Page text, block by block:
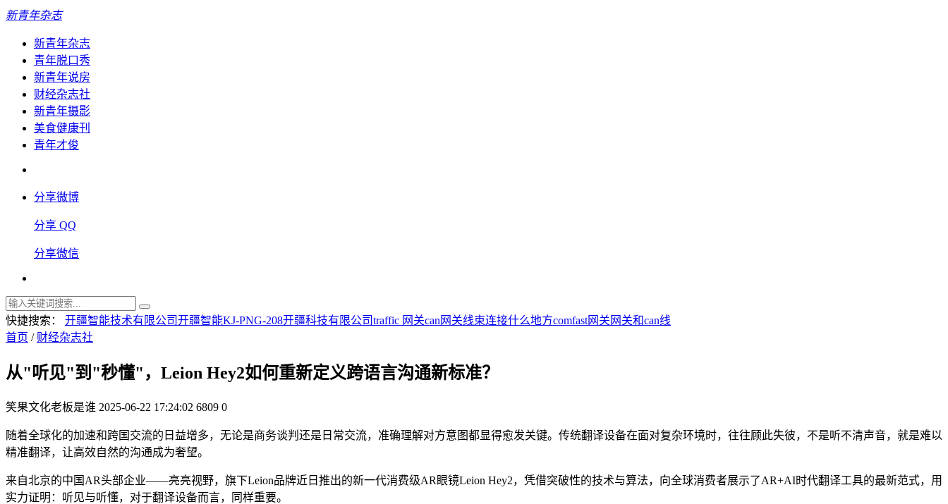
新青年杂志
新青年杂志
青年脱口秀
新青年说房
财经杂志社
新青年摄影
美食健康刊
青年才俊
分享微博
分享 QQ
分享微信
快捷搜索： 开疆智能技术有限公司开疆智能KJ-PNG-208开疆科技有限公司traffic 网关can网关线束连接什么地方comfast网关 网关和can线
首页 / 财经杂志社
从"听见"到"秒懂"，Leion Hey2如何重新定义跨语言沟通新标准？
笑果文化老板是谁 2025-06-22 17:24:02 6809 0
随着全球化的加速和跨国交流的日益增多，无论是商务谈判还是日常交流，准确理解对方意图都显得愈发关键。传统翻译设备在面对复杂环境时，往往顾此失彼，不是听不清声音，就是难以
精准翻译，让高效自然的沟通成为奢望。
来自北京的中国AR头部企业――亮亮视野，旗下Leion品牌近日推出的新一代消费级AR眼镜Leion Hey2，凭借突破性的技术与算法，向全球消费者展示了AR+AI时代翻译工具的最新范式，用
实力证明：听见与听懂，对于翻译设备而言，同样重要。